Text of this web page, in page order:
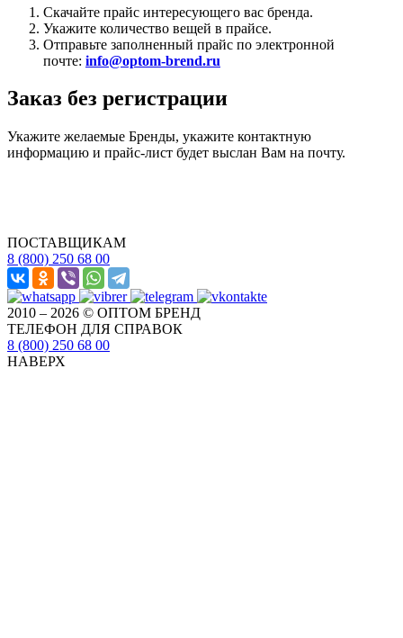
Скачайте прайс интересующего вас бренда.
Укажите количество вещей в прайсе.
Отправьте заполненный прайс по электронной
почте: info@optom-brend.ru
Заказ без регистрации
Укажите желаемые Бренды, укажите контактную
информацию и прайс-лист будет выслан Вам на почту.
ПОСТАВЩИКАМ
8 (800) 250 68 00
2010 – 2026 © ОПТОМ БРЕНД
ТЕЛЕФОН ДЛЯ СПРАВОК
8 (800) 250 68 00
НАВЕРХ